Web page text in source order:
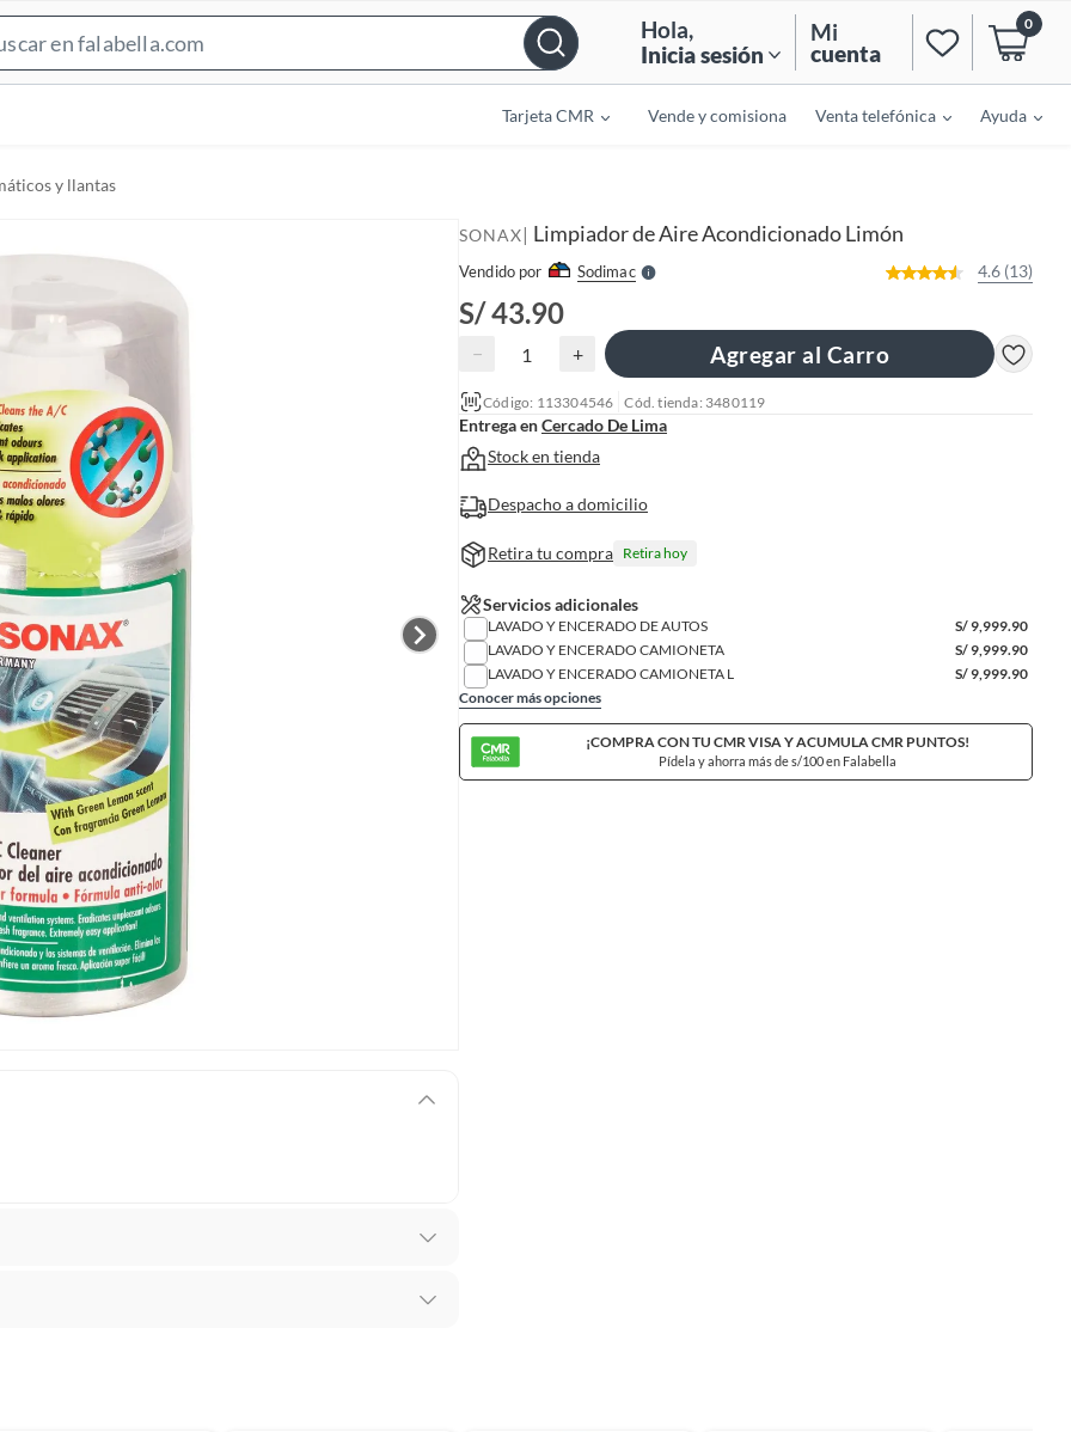
e
Hola,
Inicia sesión
Mi
cuenta
0
Tarjeta CMR Vende y comisiona Venta telefónica Ayuda
y llantas
otras con restricciones y algunas que no se
SONAX| Limpiador de Aire Acondicionado Limón
Vendido por SodimacS
l
l
4.6 (13)
S/ 43.90
− + Agregar al Carro
Código: 113304546 Cód. tienda: 3480119
Entrega enCercado De Lima
Stock en tienda
Despacho a domicilio
Retira tu compra Retira hoy
Servicios adicionales
LAVADO Y ENCERADO DE AUTOS S/9,999.90
LAVADO Y ENCERADO CAMIONETA
S/9,999.90
LAVADO Y ENCERADO CAMIONETA L
S/9,999.90
Conocer más opciones
¡COMPRA CON TU CMR VISA Y ACUMULA CMR PUNTOS!
Pídela y ahorra más de s/100 en Falabella